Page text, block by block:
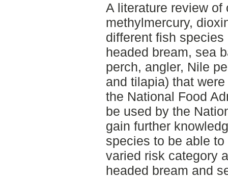
A literature review
methylmercury,
different fish
headed bream, sea
perch, angler, Nile
and tilapia) that
the National Food
be used by the
gain further
species to be able
varied risk category
headed bream and